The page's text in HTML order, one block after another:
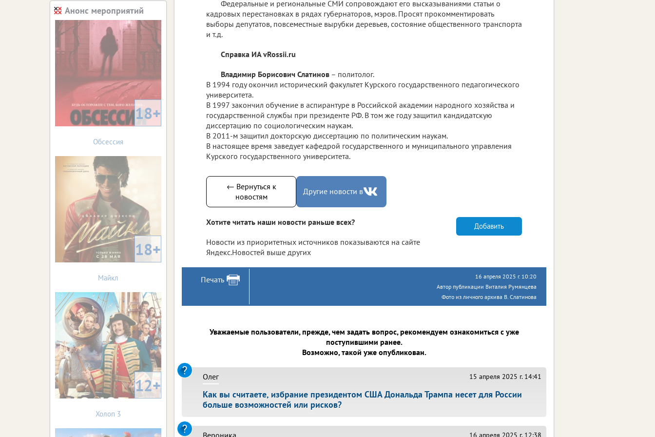
Федеральные и региональные СМИ сопровождают его высказываниями статьи о
кадровых перестановках в рядах губернаторов, мэров. Просят прокомментировать
выборы депутатов, повсеместные вырубки деревьев, состояние общественного транспорта
и т.д.
Справка ИА vRossii.ru
Владимир Борисович Слатинов – политолог.
В 1994 году окончил исторический факультет Курского государственного педагогического
университета.
В 1997 закончил обучение в аспирантуре в Российской академии народного хозяйства и
государственной службы при президенте РФ. В том же году защитил кандидатскую
диссертацию по социологическим наукам.
В 2011-м защитил докторскую диссертацию по политическим наукам.
В настоящее время заведует кафедрой государственного и муниципального управления
Курского государственного университета.
← Вернуться к
новостям
Другие новости в
Хотите читать наши новости раньше всех?
Новости из приоритетных источников показываются на сайте
Яндекс.Новостей выше других
Добавить
Печать
16 апреля 2025 г. 10:20
Автор публикации Виталия Румянцева
Фото из личного архива В. Слатинова
Уважаемые пользователи, прежде, чем задать вопрос, рекомендуем ознакомиться с уже
поступившими ранее.
Возможно, такой уже опубликован.
Олег 15 апреля 2025 г. 14:41
Как вы считаете, избрание президентом США Дональда Трампа несет для России
больше возможностей или рисков?
Вероника 16 апреля 2025 г. 12:38
Анонс мероприятий
18+
Обсессия
18+
Майкл
12+
Холоп 3